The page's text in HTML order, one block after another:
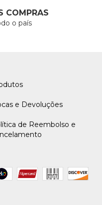
COMPRAS
o país
e Devoluções
de Reembolso e